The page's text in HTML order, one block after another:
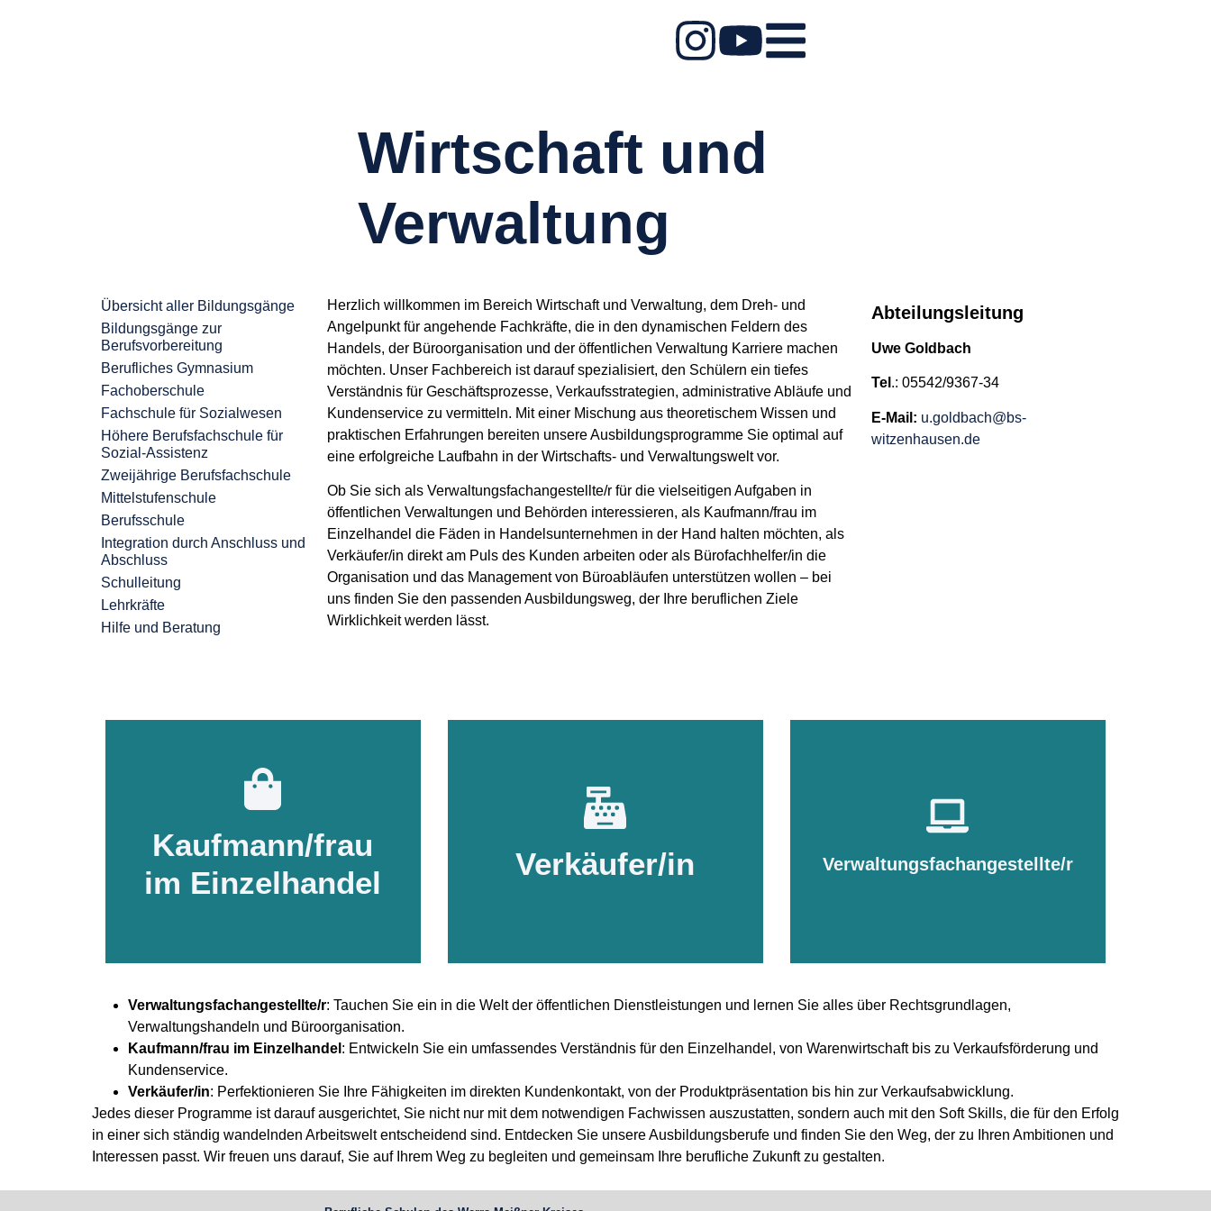
Wirtschaft und
Verwaltung
Übersicht aller Bildungsgänge
Bildungsgänge zur
Berufsvorbereitung
Berufliches Gymnasium
Fachoberschule
Fachschule für Sozialwesen
Höhere Berufsfachschule für
Sozial-Assistenz
Zweijährige Berufsfachschule
Mittelstufenschule
Berufsschule
Integration durch Anschluss und
Abschluss
Schulleitung
Lehrkräfte
Hilfe und Beratung
Herzlich willkommen im Bereich Wirtschaft und Verwaltung, dem Dreh- und
Angelpunkt für angehende Fachkräfte, die in den dynamischen Feldern des
Handels, der Büroorganisation und der öffentlichen Verwaltung Karriere machen
möchten. Unser Fachbereich ist darauf spezialisiert, den Schülern ein tiefes
Verständnis für Geschäftsprozesse, Verkaufsstrategien, administrative Abläufe und
Kundenservice zu vermitteln. Mit einer Mischung aus theoretischem Wissen und
praktischen Erfahrungen bereiten unsere Ausbildungsprogramme Sie optimal auf
eine erfolgreiche Laufbahn in der Wirtschafts- und Verwaltungswelt vor.
Ob Sie sich als Verwaltungsfachangestellte/r für die vielseitigen Aufgaben in
öffentlichen Verwaltungen und Behörden interessieren, als Kaufmann/frau im
Einzelhandel die Fäden in Handelsunternehmen in der Hand halten möchten, als
Verkäufer/in direkt am Puls des Kunden arbeiten oder als Bürofachhelfer/in die
Organisation und das Management von Büroabläufen unterstützen wollen – bei
uns finden Sie den passenden Ausbildungsweg, der Ihre beruflichen Ziele
Wirklichkeit werden lässt.
Abteilungsleitung
Uwe Goldbach
Tel .: 05542/9367-34
E-Mail: u.goldbach@bs-
witzenhausen.de
Kaufmann/frau
im Einzelhandel
im Einzelhandel
Für weitere Informationen
Verkäufer/in
Verkäufer/in
Verwaltungsfachangestellte/r
Verwaltungsfachangestellte/r: Tauchen Sie ein in die Welt der öffentlichen Dienstleistungen und lernen Sie alles über Rechtsgrundlagen,
Verwaltungshandeln und Büroorganisation.
Kaufmann/frau im Einzelhandel : Entwickeln Sie ein umfassendes Verständnis für den Einzelhandel, von Warenwirtschaft bis zu Verkaufsförderung und
Kundenservice.
Verkäufer/in: Perfektionieren Sie Ihre Fähigkeiten im direkten Kundenkontakt, von der Produktpräsentation bis hin zur Verkaufsabwicklung.
Jedes dieser Programme ist darauf ausgerichtet, Sie nicht nur mit dem notwendigen Fachwissen auszustatten, sondern auch mit den Soft Skills, die für den Erfolg
in einer sich ständig wandelnden Arbeitswelt entscheidend sind. Entdecken Sie unsere Ausbildungsberufe und finden Sie den Weg, der zu Ihren Ambitionen und
Interessen passt. Wir freuen uns darauf, Sie auf Ihrem Weg zu begleiten und gemeinsam Ihre berufliche Zukunft zu gestalten.